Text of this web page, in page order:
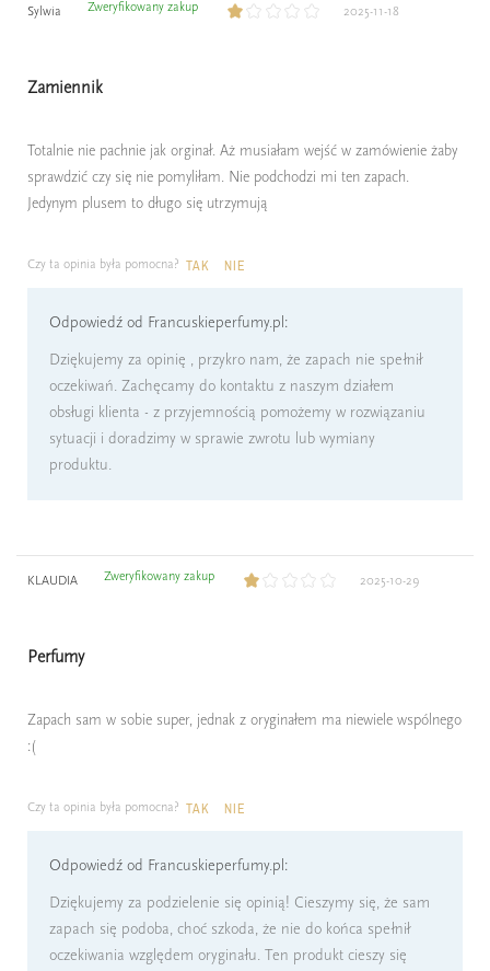
Sylwia Zweryfikowany zakup 2025-11-18
Zamiennik
Totalnie nie pachnie jak orginał. Aż musiałam wejść w zamówienie żaby
sprawdzić czy się nie pomyliłam. Nie podchodzi mi ten zapach.
Jedynym plusem to długo się utrzymują
Czy ta opinia była pomocna? TAK NIE
Odpowiedź od Francuskieperfumy.pl:
Dziękujemy za opinię , przykro nam, że zapach nie spełnił
oczekiwań. Zachęcamy do kontaktu z naszym działem
obsługi klienta - z przyjemnością pomożemy w rozwiązaniu
sytuacji i doradzimy w sprawie zwrotu lub wymiany
produktu.
KLAUDIA Zweryfikowany zakup 2025-10-29
Perfumy
Zapach sam w sobie super, jednak z oryginałem ma niewiele wspólnego
:(
Czy ta opinia była pomocna? TAK NIE
Odpowiedź od Francuskieperfumy.pl:
Dziękujemy za podzielenie się opinią! Cieszymy się, że sam
zapach się podoba, choć szkoda, że nie do końca spełnił
oczekiwania względem oryginału. Ten produkt cieszy się